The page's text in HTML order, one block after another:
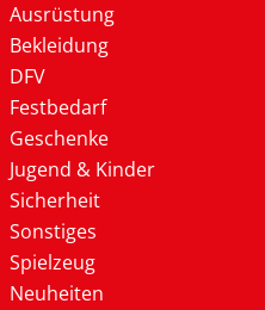
Ausrüstung
Bekleidung
DFV
Festbedarf
Geschenke
Jugend & Kinder
Sicherheit
Sonstiges
Spielzeug
Neuheiten